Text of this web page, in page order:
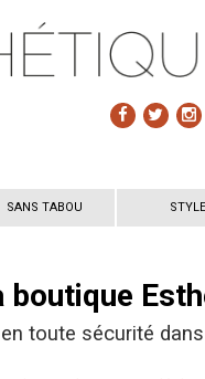
SANS TABOU STYLE
boutique
toute sécurité